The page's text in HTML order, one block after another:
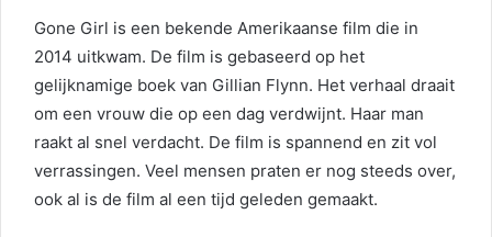
Gone Girl is een bekende Amerikaanse film die in
2014 uitkwam. De film is gebaseerd op het
gelijknamige boek van Gillian Flynn. Het verhaal draait
om een vrouw die op een dag verdwijnt. Haar man
raakt al snel verdacht. De film is spannend en zit vol
verrassingen. Veel mensen praten er nog steeds over,
ook al is de film al een tijd geleden gemaakt.